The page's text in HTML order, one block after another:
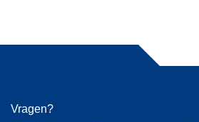
Vragen?